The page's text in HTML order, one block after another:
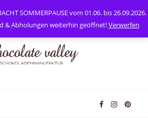
Mein Konto
SOMMERPAUSE vom 01.06. bis 26.09.2026.
& Abholungen weiterhin geöffnet!Verwerfen